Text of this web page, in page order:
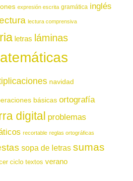
expresión escrita gramática inglés
lectura comprensiva
letras láminas
navidad
básicas ortografía
digital problemas
recortable reglas ortográficas
sopa de letras sumas
ciclo textos verano